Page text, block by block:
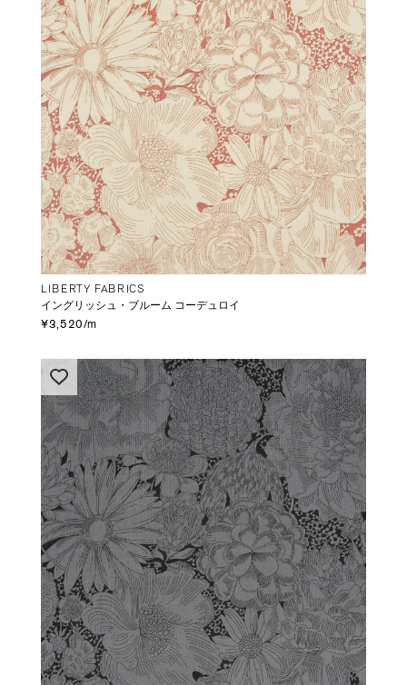
LIBERTY FABRICS
イングリッシュ・ブルーム コーデュロイ
¥3,520/m